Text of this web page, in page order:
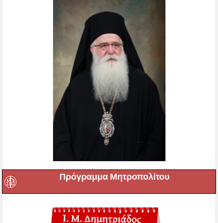
Πρόγραμμα Μητροπολίτου